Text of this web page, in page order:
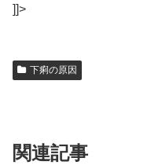
]]>
下痢の原因
関連記事